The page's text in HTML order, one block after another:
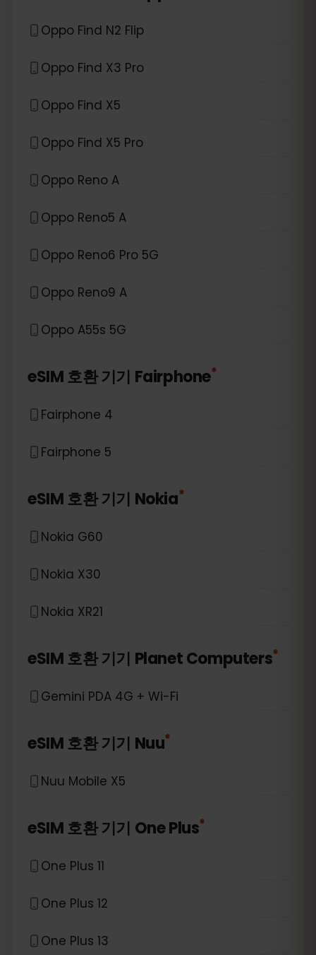
Oppo Find N2 Flip
Oppo Find X3 Pro
Oppo Find X5
Oppo Find X5 Pro
Oppo Reno A
Oppo Reno5 A
Oppo Reno6 Pro 5G
Oppo Reno9 A
Oppo A55s 5G
eSIM 호환 기기 Fairphone*
Fairphone 4
Fairphone 5
eSIM 호환 기기 Nokia*
Nokia G60
Nokia X30
Nokia XR21
eSIM 호환 기기 Planet Computers*
Gemini PDA 4G + Wi-Fi
eSIM 호환 기기 Nuu*
Nuu Mobile X5
eSIM 호환 기기 One Plus*
One Plus 11
One Plus 12
One Plus 13